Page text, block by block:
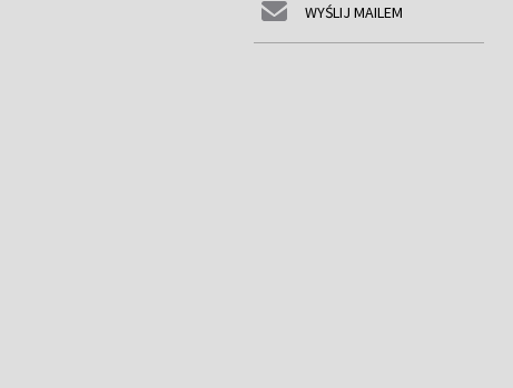
WYŚLIJ MAILEM